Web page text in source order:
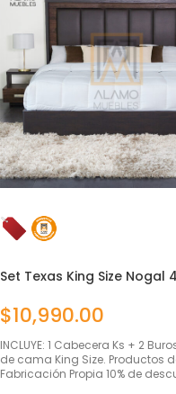
Set Texas King Size Nogal
$10,990.00
INCLUYE: 1 Cabecera Ks + 2
de cama King Size. Productos
Fabricación Propia 10% de